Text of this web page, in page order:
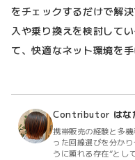
をチェックするだけで解
入や乗り換えを検討して
て、快適なネット環境を手
Contributor はな
携帯販売の経験と多
った回線選びを分か
うに頼れる存在”とし